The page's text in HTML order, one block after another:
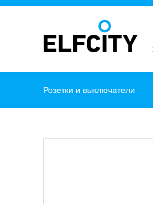
Розетки и выключатели